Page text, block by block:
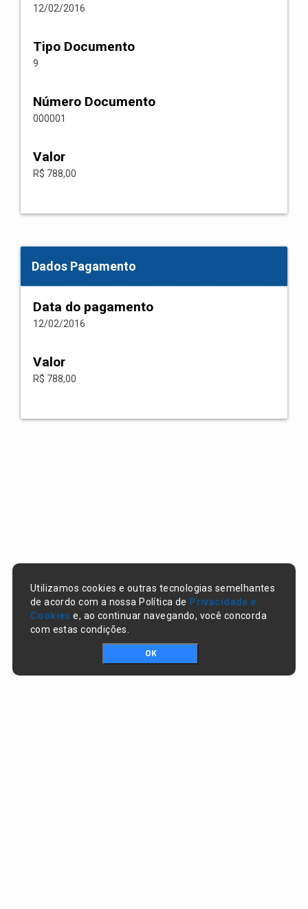
12/02/2016
Tipo Documento
9
Número Documento
000001
Valor
R$ 788,00
Dados Pagamento
Data do pagamento
12/02/2016
Valor
R$ 788,00
Utilizamos cookies e outras tecnologias semelhantes
de acordo com a nossa Política de Privacidade e
Cookies e, ao continuar navegando, você concorda
com estas condições.
OK